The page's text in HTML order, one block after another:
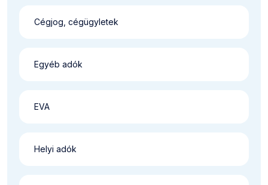
Cégjog, cégügyletek
Egyéb adók
EVA
Helyi adók